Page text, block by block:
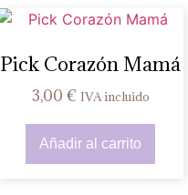
Pick Corazón Mamá
3,00 € IVA incluido
Añadir al carrito